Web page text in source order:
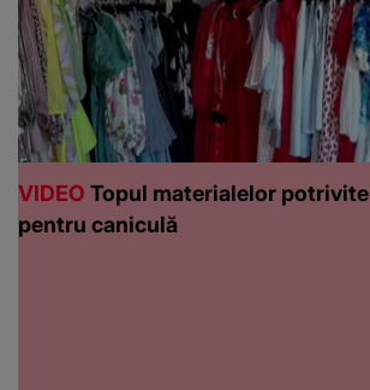
VIDEO Topul materialelor potrivite
pentru caniculă